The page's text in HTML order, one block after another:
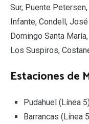
Sur, Puente
Infante, Condell,
Domingo Santa
Los Suspiros,
Estaciones de
Pudahuel (Línea
Barrancas (Línea